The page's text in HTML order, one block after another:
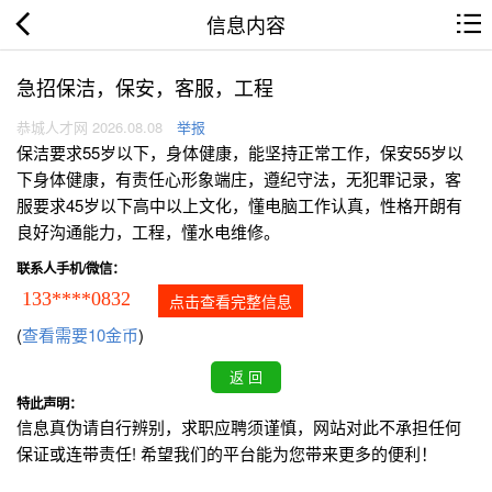
信息内容
急招保洁，保安，客服，工程
恭城人才网 2026.08.08 举报
保洁要求55岁以下，身体健康，能坚持正常工作，保安55岁以
下身体健康，有责任心形象端庄，遵纪守法，无犯罪记录，客
服要求45岁以下高中以上文化，懂电脑工作认真，性格开朗有
良好沟通能力，工程，懂水电维修。
联系人手机/微信：
133****0832 点击查看完整信息
(查看需要10金币)
特此声明：
信息真伪请自行辨别，求职应聘须谨慎，网站对此不承担任何
保证或连带责任! 希望我们的平台能为您带来更多的便利！